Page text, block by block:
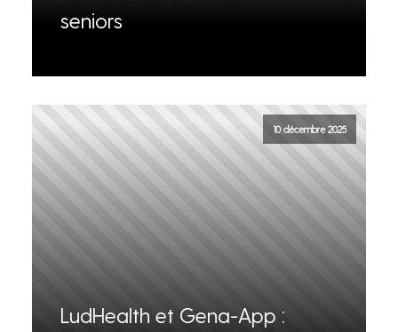
seniors
10 décembre 2025
LudHealth et Gena-App :